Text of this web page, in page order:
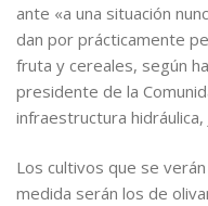
ante «a una situación
dan por prácticamente
fruta y cereales, según
presidente de la
infraestructura hidráulica,
Los cultivos que se
medida serán los de